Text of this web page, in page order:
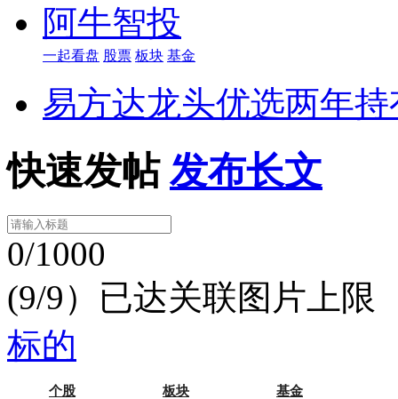
阿牛智投
一起看盘 股票 板块 基金
易方达龙头优选两年
快速发帖 发布长文
0/1000
(9/9）已达关联图片上限
标的
个股 板块 基金